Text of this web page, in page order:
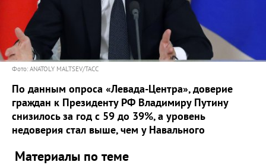
Фото: ANATOLY MALTSEV/ТАСС
По данным опроса «Левада-Центра», доверие
граждан к Президенту РФ Владимиру Путину
снизилось за год с 59 до 39%, а уровень
недоверия стал выше, чем у Навального
Материалы по теме